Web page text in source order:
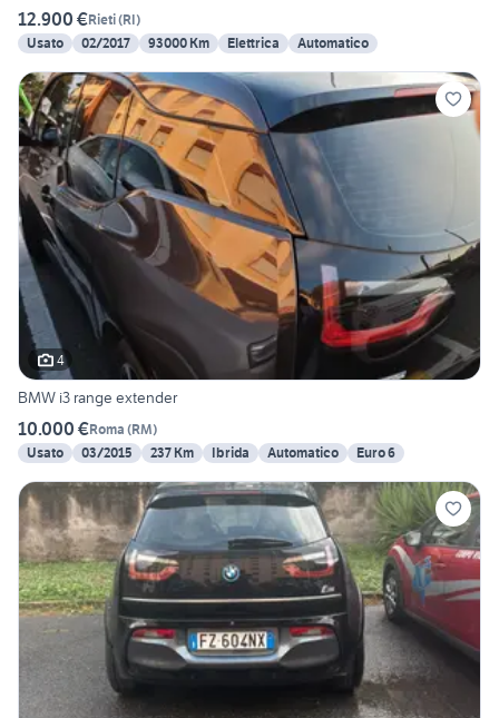
12.900 €Rieti(RI)
Usato
02/2017 93000 Km Elettrica Automatico
4
BMW i3 range extender
10.000 €Roma (RM)
Usato
03/2015 237 Km Ibrida Automatico Euro 6